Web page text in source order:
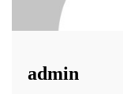
admin